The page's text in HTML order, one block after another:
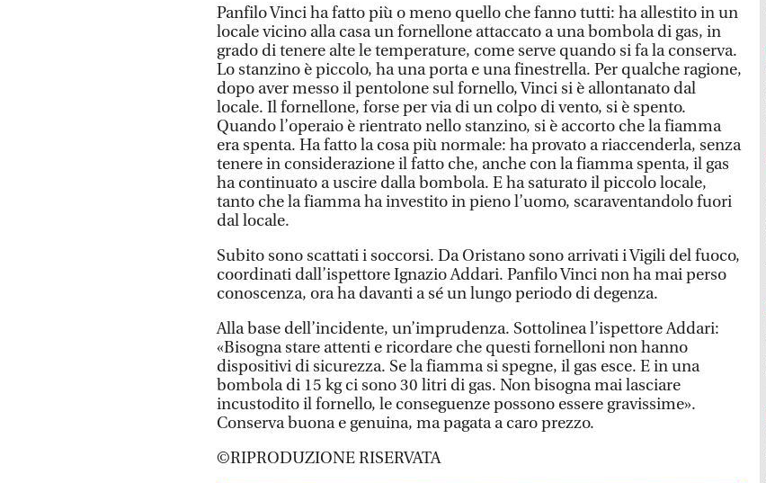
Panfilo Vinci ha fatto più o meno quello che fanno tutti: ha allestito in un
locale vicino alla casa un fornellone attaccato a una bombola di gas, in
grado di tenere alte le temperature, come serve quando si fa la conserva.
Lo stanzino è piccolo, ha una porta e una finestrella. Per qualche ragione,
dopo aver messo il pentolone sul fornello, Vinci si è allontanato dal
locale. Il fornellone, forse per via di un colpo di vento, si è spento.
Quando l’operaio è rientrato nello stanzino, si è accorto che la fiamma
era spenta. Ha fatto la cosa più normale: ha provato a riaccenderla, senza
tenere in considerazione il fatto che, anche con la fiamma spenta, il gas
ha continuato a uscire dalla bombola. E ha saturato il piccolo locale,
tanto che la fiamma ha investito in pieno l’uomo, scaraventandolo fuori
dal locale.
Subito sono scattati i soccorsi. Da Oristano sono arrivati i Vigili del fuoco,
coordinati dall’ispettore Ignazio Addari. Panfilo Vinci non ha mai perso
conoscenza, ora ha davanti a sé un lungo periodo di degenza.
Alla base dell’incidente, un’imprudenza. Sottolinea l’ispettore Addari:
«Bisogna stare attenti e ricordare che questi fornelloni non hanno
dispositivi di sicurezza. Se la fiamma si spegne, il gas esce. E in una
bombola di 15 kg ci sono 30 litri di gas. Non bisogna mai lasciare
incustodito il fornello, le conseguenze possono essere gravissime».
Conserva buona e genuina, ma pagata a caro prezzo.
©RIPRODUZIONE RISERVATA